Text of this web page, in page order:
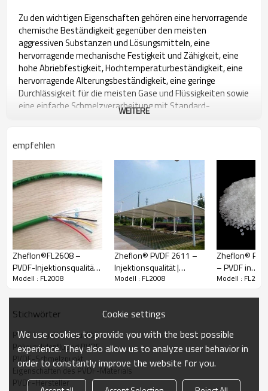
Zu den wichtigen Eigenschaften gehören eine hervorragende
chemische Beständigkeit gegenüber den meisten
aggressiven Substanzen und Lösungsmitteln, eine
hervorragende mechanische Festigkeit und Zähigkeit, eine
hohe Abriebfestigkeit, Hochtemperaturbeständigkeit, eine
hervorragende Alterungsbeständigkeit, eine geringe
Durchlässigkeit für die meisten Gase und Flüssigkeiten sowie
eine einfache Schmelzverarbeitung mit Standard-
Dieses Produkt ist für spritzgegossene verarbeitete
Technische Spezifikationen
FL2008-
Spezifikatione
Reichweite
Referenzstand
Wasseraufnahm
e(%)
≤0,15 GB/T 6284
Schmelzflussrat
e (g/10 Min.)
Schmelzpunkt
(℃)
165-180 GB/T 19466
Bruchfestigkeit/
mPa
≥25
GB/T 1040
WEITERE
empfehlen
Zheflon®FL2608 –
PVDF-Injektionsqualität
｜Geeignet für die
Modell : FL2008
Zheflon® PVDF 2611 –
Injektionsqualität |
Geeignet für
Kabelindustrie
Modell : FL2008
Zheflon®
– PVDF in
Modell : FL2008
Stichwörter
PVDF in Injektionsqualität
Polyvinylidenfluorid PVDF
PVDF-Schmelzpunkt
Eigenschaften des PVDF-Materials
PVDF-Hersteller
Cookie settings
We use cookies to provide you with the best possible
experience. They also allow us to analyze user behavior in
order to constantly improve the website for you.